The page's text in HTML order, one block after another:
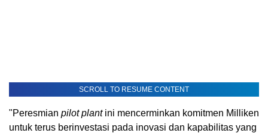
SCROLL TO RESUME CONTENT
"Peresmian pilot plantini mencerminkan komitmen Milliken
untuk terus berinvestasi pada inovasi dan kapabilitas yang